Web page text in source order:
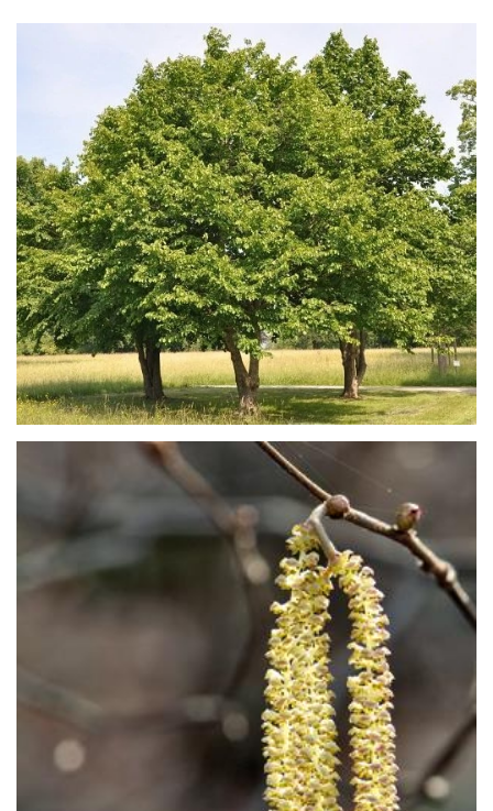
radure dei boschi e svolge un’efficace azione
di consolidamento sulle pendici franose.
Le foglie sono semplici a lamina sub rotonda.
Viene coltivato sia per la bellezza del
fogliamesiaper la fioritura precoce in pieno
inverno sui rami spogli.
La produzione di nocciole per uso alimentare
è largamente diffusa in Italia nell'albese e nel
viterbese. Il primo produttore mondiale di
nocciole è la Turchia.
La pianta è monoica, più appariscenti sono i
fiori maschili che sono portati in amenti
penduli di color giallo o rosso bruno. I fiori
femminili concludono invece la fecondazione
soltanto in primavera.